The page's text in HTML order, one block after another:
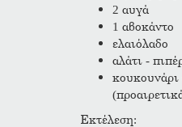
2 αυγά
1 αβοκάντο
ελαιόλαδο
αλάτι -
κουκουνάρι
Εκτέλεση: